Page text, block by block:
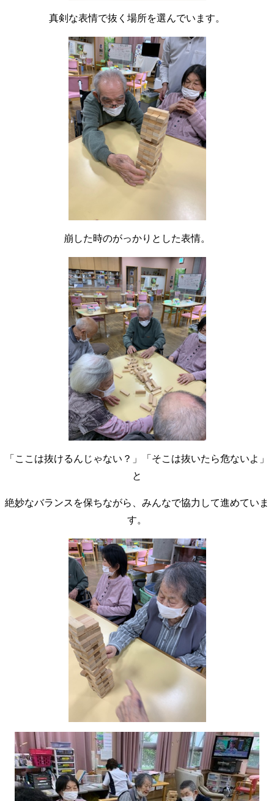
真剣な表情で抜く場所を選んでいます。
崩した時のがっかりとした表情。
「ここは抜けるんじゃない？」「そこは抜いたら危ないよ」
と
絶妙なバランスを保ちながら、みんなで協力して進めていま
す。